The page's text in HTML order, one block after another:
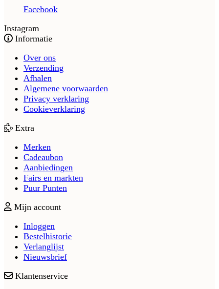
Facebook
Instagram
Informatie
Over ons
Verzending
Afhalen
Algemene voorwaarden
Privacy verklaring
Cookieverklaring
Extra
Merken
Cadeaubon
Aanbiedingen
Fairs en markten
Puur Punten
Mijn account
Inloggen
Bestelhistorie
Verlanglijst
Nieuwsbrief
Klantenservice